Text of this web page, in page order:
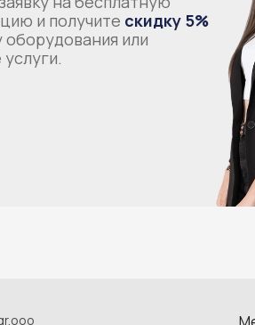
и получите скидку 5%
оборудования или